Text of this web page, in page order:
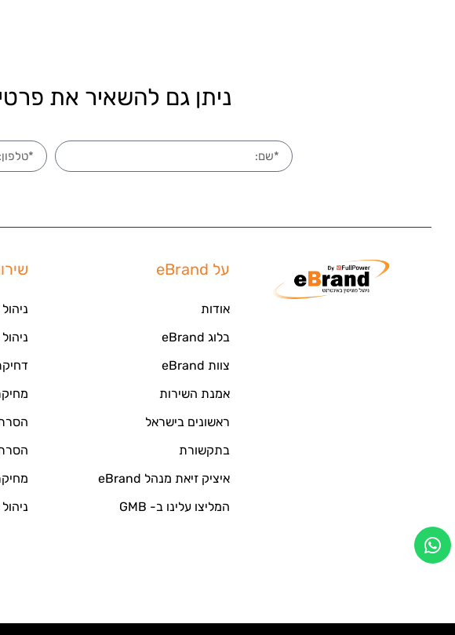
ניתן גם להשאיר את
על eBrand
אודות
בלוג eBrand
צוות eBrand
אמנת השירות
ראשונים בישראל
בתקשורת
איציק זיאת מנהל eBrand
המליצו עלינו ב- GMB